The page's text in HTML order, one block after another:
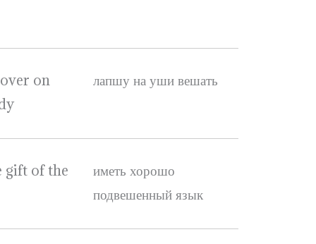
on
лапшу на уши вешать
gift of the
иметь хорошо
подвешенный язык